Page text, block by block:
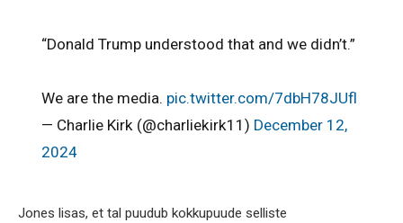
“Donald Trump understood that and we didn’t.”
We are the media. pic.twitter.com/7dbH78JUfl
— Charlie Kirk (@charliekirk11) December 12,
2024
Jones lisas, et tal puudub kokkupuude selliste